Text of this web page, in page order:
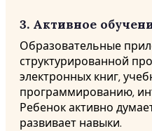
3. Активное
Образовательные
структурированной
электронных книг,
программированию,
Ребенок активно
развивает навыки.